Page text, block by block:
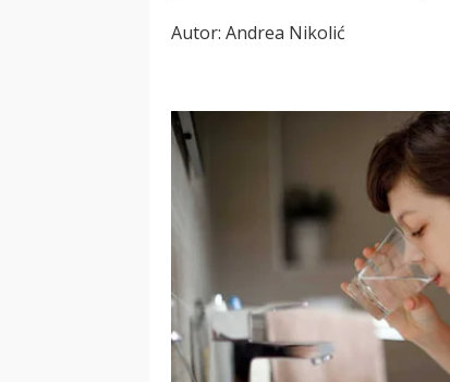
Autor: Andrea Nikolić